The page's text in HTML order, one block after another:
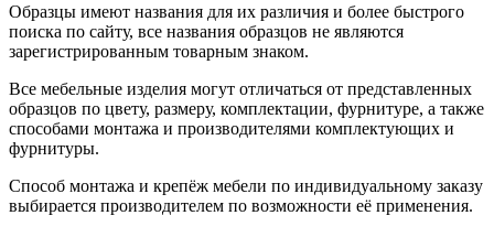
Образцы имеют названия для их различия и более быстрого
поиска по сайту, все названия образцов не являются
зарегистрированным товарным знаком.
Все мебельные изделия могут отличаться от представленных
образцов по цвету, размеру, комплектации, фурнитуре, а также
способами монтажа и производителями комплектующих и
фурнитуры.
Способ монтажа и крепёж мебели по индивидуальному заказу
выбирается производителем по возможности её применения.